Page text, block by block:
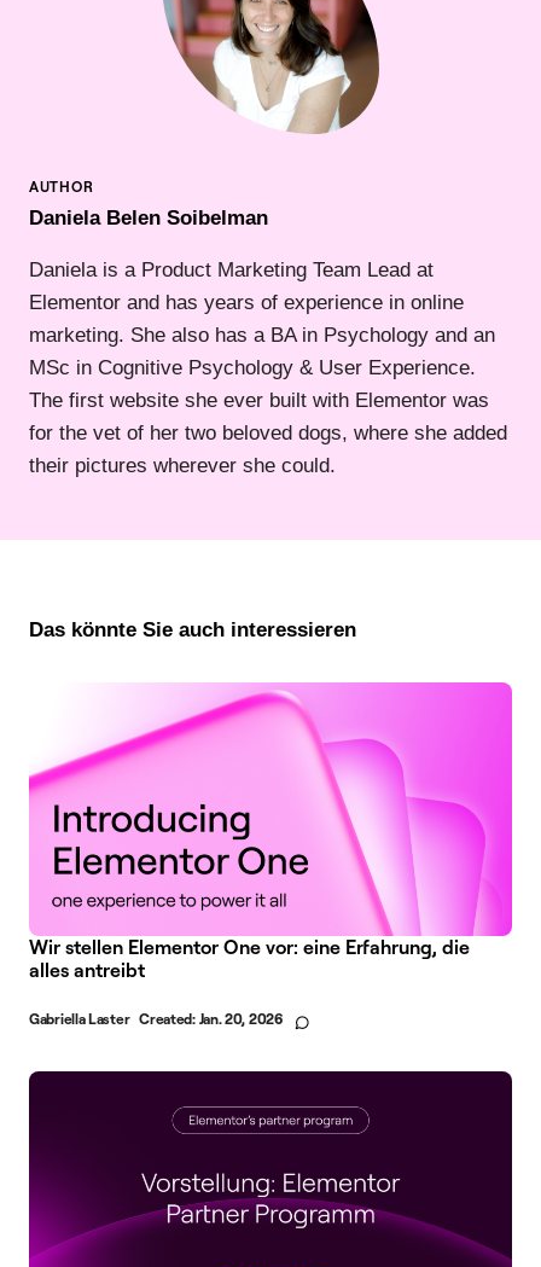
Daniela Belen Soibelman
Daniela is a Product Marketing Team Lead at
Elementor and has years of experience in online
marketing. She also has a BA in Psychology and an
MSc in Cognitive Psychology & User Experience.
The first website she ever built with Elementor was
for the vet of her two beloved dogs, where she added
their pictures wherever she could.
Das könnte Sie auch interessieren
Wir stellen Elementor One vor: eine Erfahrung, die
alles antreibt
Gabriella Laster Created: Jan. 20, 2026